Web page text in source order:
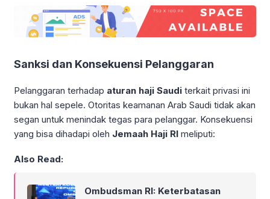
Sanksi dan Konsekuensi Pelanggaran
Pelanggaran terhadap aturan haji Saudi terkait privasi ini
bukan hal sepele. Otoritas keamanan Arab Saudi tidak akan
segan untuk menindak tegas para pelanggar. Konsekuensi
yang bisa dihadapi oleh Jemaah Haji RI meliputi:
Also Read:
Ombudsman RI: Keterbatasan